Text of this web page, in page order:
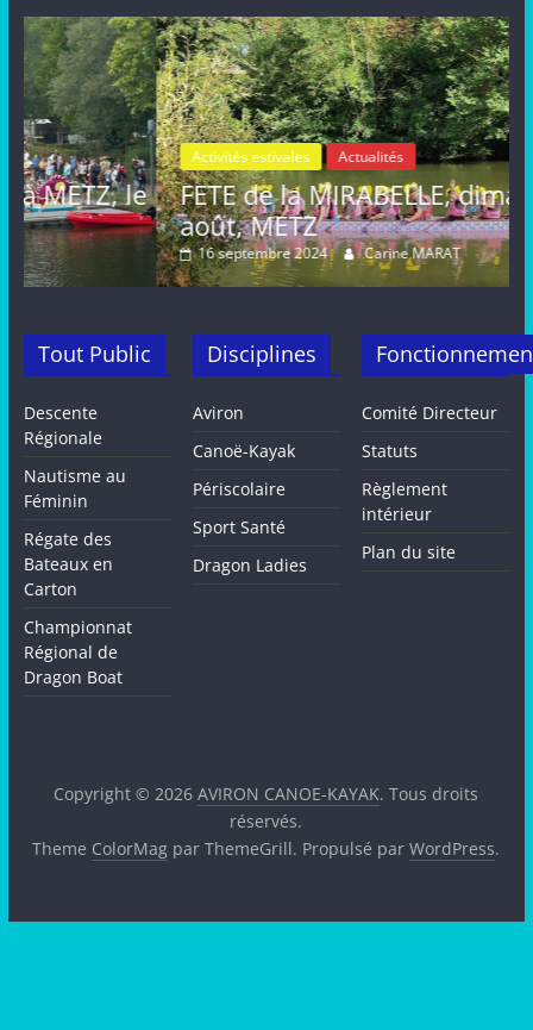
Activités estivales Actualités
FETE de la MIRABELLE, dimanche 25
août, METZ
16 septembre 2024 Carine MARAT
Tout Public
Descente
Régionale
Nautisme au
Féminin
Régate des
Bateaux en
Carton
Championnat
Régional de
Dragon Boat
Disciplines
Aviron
Canoë-Kayak
Périscolaire
Sport Santé
Dragon Ladies
Comité Directeur
Statuts
Règlement
intérieur
Plan du site
Copyright © 2026AVIRON CANOE-KAYAK. Tous droits
réservés.
Theme ColorMag par ThemeGrill. Propulsé parWordPress.